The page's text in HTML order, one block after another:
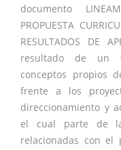
documento
PROPUESTA
RESULTADOS DE
resultado de un
conceptos propios
frente a los
direccionamiento y
el cual parte de la
relacionadas con el